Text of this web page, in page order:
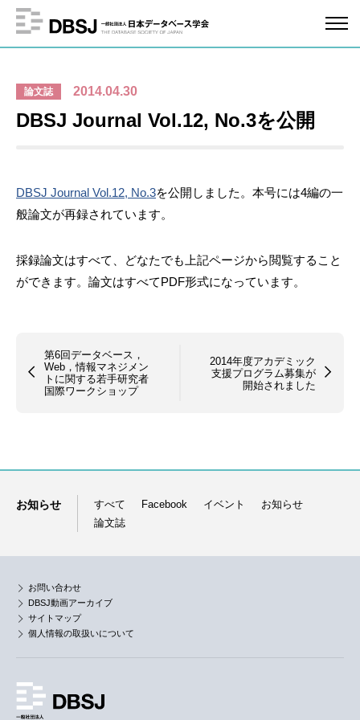
論文誌 2014.04.30
DBSJ Journal Vol.12, No.3を公開
DBSJ Journal Vol.12, No.3を公開しました。本号には4編の一
般論文が再録されています。
採録論文はすべて、どなたでも上記ページから閲覧すること
ができます。論文はすべてPDF形式になっています。
第6回データベース，
Web，情報マネジメン
トに関する若手研究者
国際ワークショップ
2014年度アカデミック
支援プログラム募集が
開始されました
お知らせ すべて Facebook イベント
お知らせ
論文誌
お問い合わせ
DBSJ動画アーカイブ
サイトマップ
個人情報の取扱いについて